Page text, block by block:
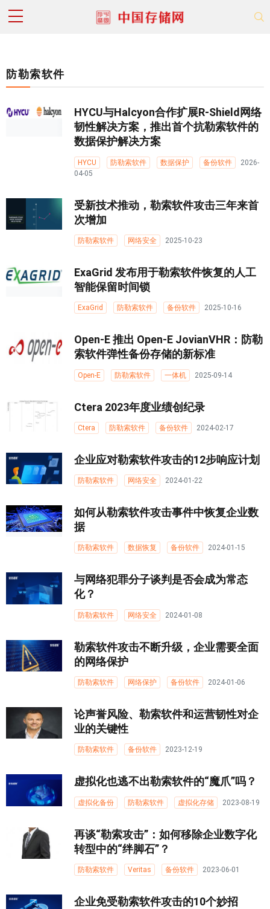
防勒索软件
HYCU与Halcyon合作扩展R-Shield网络
韧性解决方案，推出首个抗勒索软件的
数据保护解决方案
HYCU 防勒索软件 数据保护 备份软件
2026-
04-05
受新技术推动，勒索软件攻击三年来首
次增加
防勒索软件 网络安全 2025-10-23
ExaGrid 发布用于勒索软件恢复的人工
智能保留时间锁
ExaGrid 防勒索软件 备份软件 2025-10-16
Open-E 推出 Open-E JovianVHR：防勒
索软件弹性备份存储的新标准
Open-E 防勒索软件 一体机 2025-09-14
Ctera 2023年度业绩创纪录
Ctera 防勒索软件 备份软件 2024-02-17
企业应对勒索软件攻击的12步响应计划
防勒索软件 网络安全 2024-01-22
如何从勒索软件攻击事件中恢复企业数
据
防勒索软件 数据恢复 备份软件 2024-01-15
与网络犯罪分子谈判是否会成为常态
化？
防勒索软件 网络安全 2024-01-08
勒索软件攻击不断升级，企业需要全面
的网络保护
防勒索软件 网络保护 备份软件 2024-01-06
论声誉风险、勒索软件和运营韧性对企
业的关键性
防勒索软件 备份软件 2023-12-19
虚拟化也逃不出勒索软件的“魔爪”吗？
虚拟化备份 防勒索软件 虚拟化存储 2023-08-19
再谈“勒索攻击”：如何移除企业数字化
转型中的“绊脚石”？
防勒索软件 Veritas 备份软件 2023-06-01
企业免受勒索软件攻击的10个妙招